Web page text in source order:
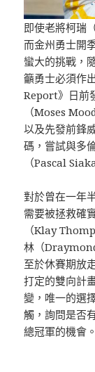
即使老將柯瑞
而金州勇士開
蠻大的挑戰，
籲勇士必須作
Report》日前
（Moses
以及先發前鋒
碼，嘗試與多
（Pascal
對於曾在一年
需要被拯救確
（Klay
林（
至於休賽期放
打定的雙向計
變，唯一的選
觸，詢問是否
總冠軍的機會。